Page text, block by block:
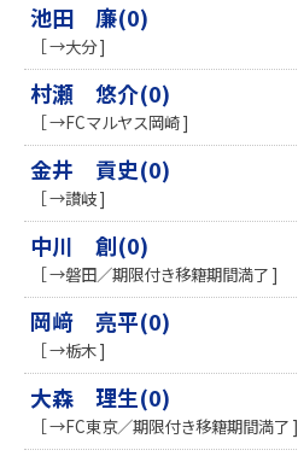
池田 廉(0)
［ →大分 ]
村瀬 悠介(0)
［ →FCマルヤス岡崎 ]
金井 貢史(0)
［ →讃岐 ]
中川 創(0)
［ →磐田／期限付き移籍期間満了 ]
岡﨑 亮平(0)
［ →栃木 ]
大森 理生(0)
［ →FC東京／期限付き移籍期間満了 ]